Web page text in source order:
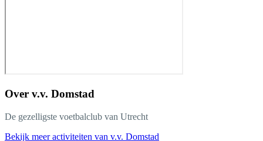
Over v.v. Domstad
De gezelligste voetbalclub van Utrecht
Bekijk meer activiteiten van v.v. Domstad